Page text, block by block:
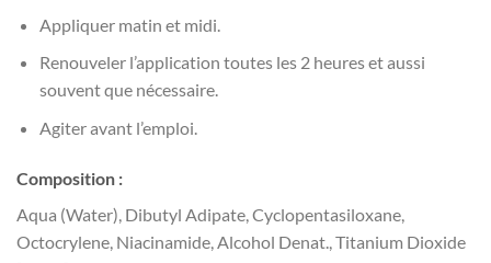
Appliquer matin et midi.
Renouveler l’application toutes les 2 heures et aussi
souvent que nécessaire.
Agiter avant l’emploi.
Composition :
Aqua (Water), Dibutyl Adipate, Cyclopentasiloxane,
Octocrylene, Niacinamide, Alcohol Denat., Titanium Dioxide